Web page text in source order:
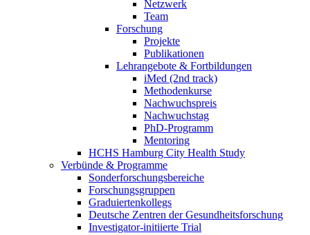
Netzwerk
Team
Forschung
Projekte
Publikationen
Lehrangebote & Fortbildungen
iMed (2nd track)
Methodenkurse
Nachwuchspreis
Nachwuchstag
PhD-Programm
Mentoring
HCHS Hamburg City Health Study
Verbünde & Programme
Sonderforschungsbereiche
Forschungsgruppen
Graduiertenkollegs
Deutsche Zentren der Gesundheitsforschung
Investigator-initiierte Trial